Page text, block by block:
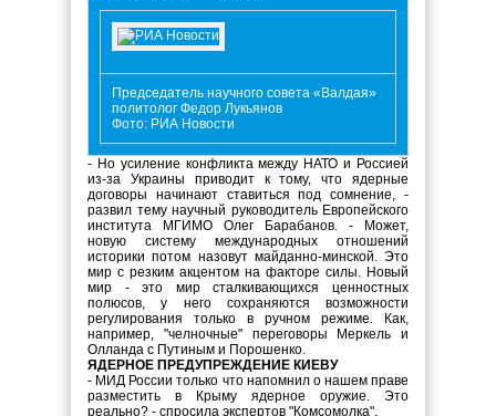
Председатель научного совета «Валдая»
политолог Федор Лукьянов
Фото: РИА Новости
- Но усиление конфликта между НАТО и Россией
из-за Украины приводит к тому, что ядерные
договоры начинают ставиться под сомнение, -
развил тему научный руководитель Европейского
института МГИМО Олег Барабанов. - Может,
новую систему международных отношений
историки потом назовут майданно-минской. Это
мир с резким акцентом на факторе силы. Новый
мир - это мир сталкивающихся ценностных
полюсов, у него сохраняются возможности
регулирования только в ручном режиме. Как,
например, "челночные" переговоры Меркель и
Олланда с Путиным и Порошенко.
ЯДЕРНОЕ ПРЕДУПРЕЖДЕНИЕ КИЕВУ
- МИД России только что напомнил о нашем праве
разместить в Крыму ядерное оружие. Это
реально? - спросила экспертов "Комсомолка".